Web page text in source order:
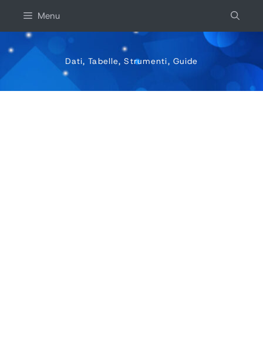
contenuto
Menu
Dati, Tabelle, Strumenti, Guide